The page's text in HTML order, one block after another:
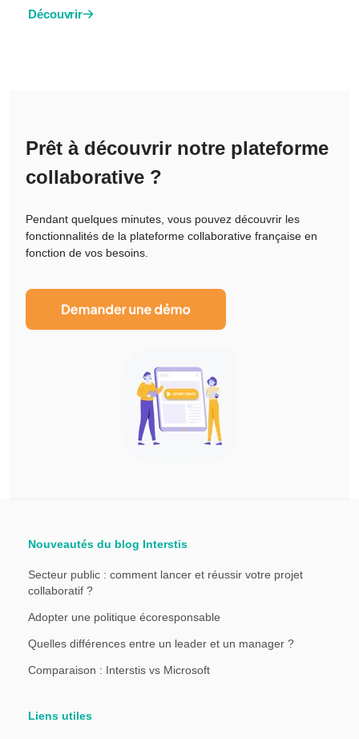
Découvrir
Prêt à découvrir notre plateforme
collaborative ?
Pendant quelques minutes, vous pouvez découvrir les
fonctionnalités de la plateforme collaborative française en
fonction de vos besoins.
Nouveautés du blog Interstis
Secteur public : comment lancer et réussir votre projet
collaboratif ?
Adopter une politique écoresponsable
Quelles différences entre un leader et un manager ?
Comparaison : Interstis vs Microsoft
Liens utiles